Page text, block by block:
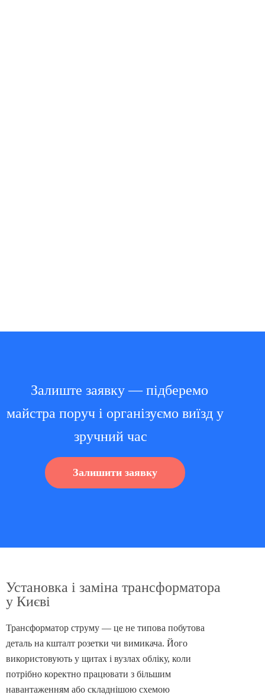
Залиште заявку — підберемо
майстра поруч і організуємо виїзд у
зручний час
Залишити заявку
Установка і заміна трансформатора
у Києві
Трансформатор струму — це не типова побутова
деталь на кшталт розетки чи вимикача. Його
використовують у щитах і вузлах обліку, коли
потрібно коректно працювати з більшим
навантаженням або складнішою схемою